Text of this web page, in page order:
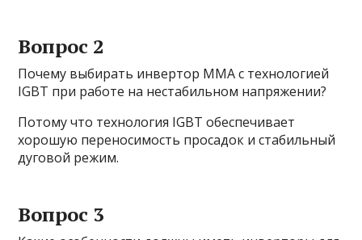
Вопрос 2
Почему выбирать инвертор ММА с технологией
IGBT при работе на нестабильном напряжении?
Потому что технология IGBT обеспечивает
хорошую переносимость просадок и стабильный
дуговой режим.
Вопрос 3